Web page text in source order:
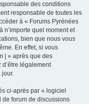
des conditions
responsable de toutes les
à « Forums Pyrénées
n’importe quel moment et
bien que nous vous
En effet, si vous
| » après que des
légalement
jour.
ci-après par « logiciel
de forum de discussions